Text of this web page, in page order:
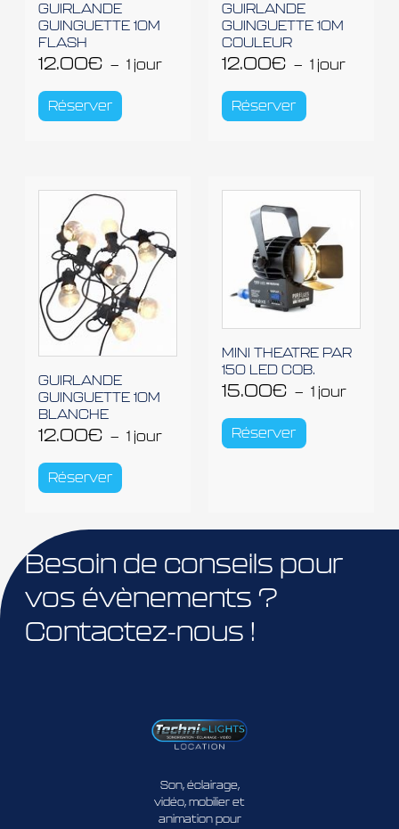
GUIRLANDE
GUINGUETTE 10M
FLASH
12.00€ 1 jour
Réserver
GUIRLANDE
GUINGUETTE 10M
COULEUR
12.00€ 1 jour
Réserver
GUIRLANDE
GUINGUETTE 10M
BLANCHE
12.00€ 1 jour
Réserver
MINI THEATRE PAR
150 LED COB.
15.00€ 1 jour
Réserver
Besoin de conseils pour
vos évènements ?
Contactez-nous !
Son, éclairage,
vidéo, mobilier et
animation pour